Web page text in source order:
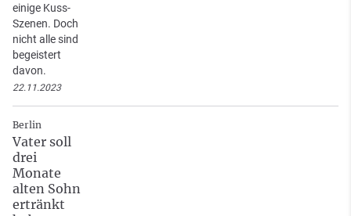
einige Kuss-
Szenen. Doch
nicht alle sind
begeistert
davon.
22.11.2023
Berlin
Vater soll
drei
Monate
alten Sohn
ertränkt